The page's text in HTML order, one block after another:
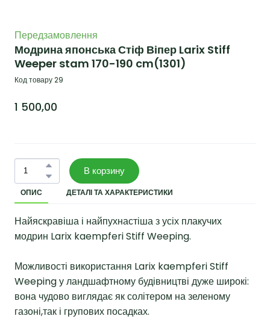
Передзамовлення
Модрина японська Стіф Віпер Larix Stiff
Weeper stam 170-190 cm(1301)
Код товару 29
1 500,00
В корзину
ОПИС ДЕТАЛІ ТА ХАРАКТЕРИСТИКИ
Найяскравіша і найпухнастіша з усіх плакучих
модрин Larix kaempferi Stiff Weeping.
Можливості використання Larix kaempferi Stiff
Weeping у ландшафтному будівництві дуже широкі:
вона чудово виглядає як солітером на зеленому
газоні,так і групових посадках.